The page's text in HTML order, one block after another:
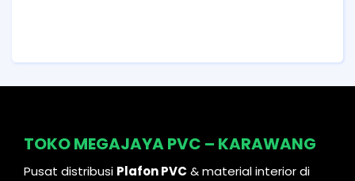
TOKO MEGAJAYA PVC – KARAWANG
Pusat distribusi Plafon PVC & material interior di